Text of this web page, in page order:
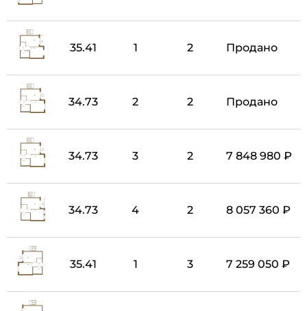
35.41 1 2 Продано
34.73 2 2 Продано
34.73 3 2 7 848 980 ₽
34.73 4 2 8 057 360 ₽
35.41 1 3 7 259 050 ₽